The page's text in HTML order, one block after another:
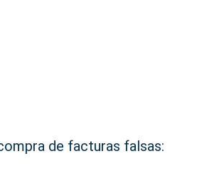
de facturas falsas: